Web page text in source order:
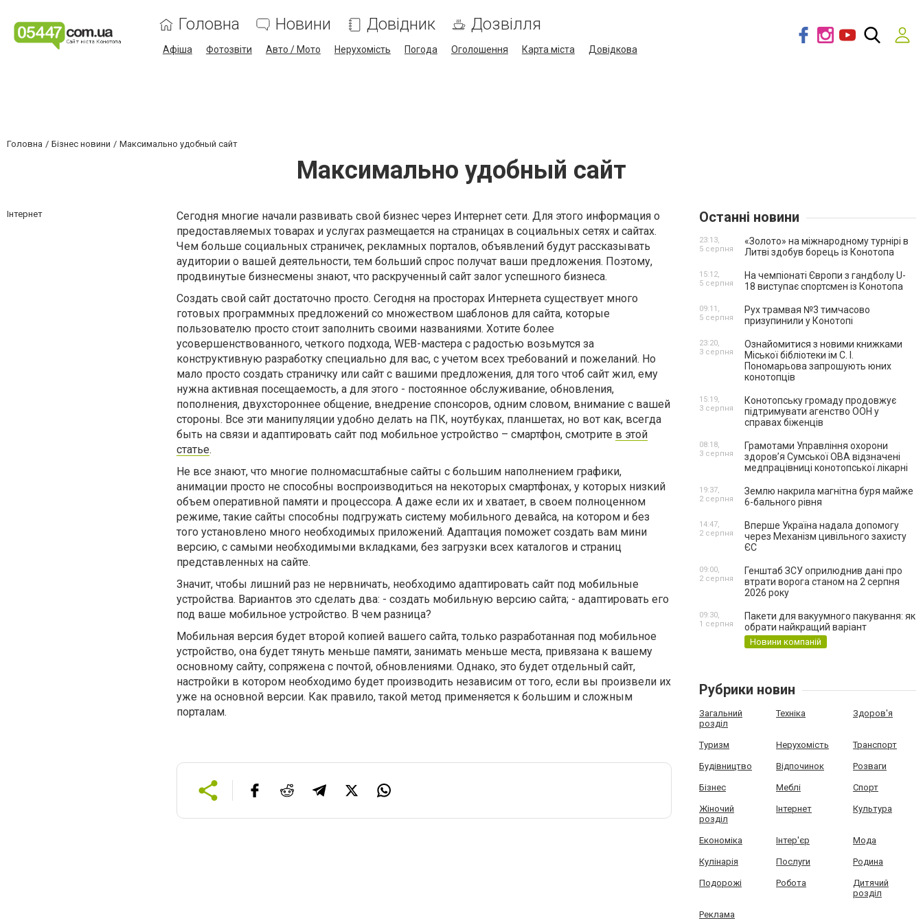
Головна Новини Довідник Дозвілля
Афіша Фотозвіти Авто / Мото Нерухомість Погода Оголошення Карта міста Довідкова
Головна Бізнес новини Максимально удобный сайт
Максимально удобный сайт
Інтернет
Сегодня многие начали развивать свой бизнес через Интернет сети. Для этого информация о
предоставляемых товарах и услугах размещается на страницах в социальных сетях и сайтах.
Чем больше социальных страничек, рекламных порталов, объявлений будут рассказывать
аудитории о вашей деятельности, тем больший спрос получат ваши предложения. Поэтому,
продвинутые бизнесмены знают, что раскрученный сайт залог успешного бизнеса.
Создать свой сайт достаточно просто. Сегодня на просторах Интернета существует много
готовых программных предложений со множеством шаблонов для сайта, которые
пользователю просто стоит заполнить своими названиями. Хотите более
усовершенствованного, четкого подхода, WEB-мастера с радостью возьмутся за
конструктивную разработку специально для вас, с учетом всех требований и пожеланий. Но
мало просто создать страничку или сайт с вашими предложения, для того чтоб сайт жил, ему
нужна активная посещаемость, а для этого - постоянное обслуживание, обновления,
пополнения, двухстороннее общение, внедрение спонсоров, одним словом, внимание с вашей
стороны. Все эти манипуляции удобно делать на ПК, ноутбуках, планшетах, но вот как, всегда
быть на связи и адаптировать сайт под мобильное устройство – смартфон, смотрите в этой
статье.
Не все знают, что многие полномасштабные сайты с большим наполнением графики,
анимации просто не способны воспроизводиться на некоторых смартфонах, у которых низкий
объем оперативной памяти и процессора. А даже если их и хватает, в своем полноценном
режиме, такие сайты способны подгружать систему мобильного девайса, на котором и без
того установлено много необходимых приложений. Адаптация поможет создать вам мини
версию, с самыми необходимыми вкладками, без загрузки всех каталогов и страниц
представленных на сайте.
Значит, чтобы лишний раз не нервничать, необходимо адаптировать сайт под мобильные
устройства. Вариантов это сделать два: - создать мобильную версию сайта; - адаптировать его
под ваше мобильное устройство. В чем разница?
Мобильная версия будет второй копией вашего сайта, только разработанная под мобильное
устройство, она будет тянуть меньше памяти, занимать меньше места, привязана к вашему
основному сайту, сопряжена с почтой, обновлениями. Однако, это будет отдельный сайт,
настройки в котором необходимо будет производить независим от того, если вы произвели их
уже на основной версии. Как правило, такой метод применяется к большим и сложным
порталам.
Останні новини
«Золото» на міжнародному турнірі в
Литві здобув борець із Конотопа
23:13,
5 серпня
На чемпіонаті Європи з гандболу U-
18 виступає спортсмен із Конотопа
15:12,
5 серпня
Рух трамвая №3 тимчасово
призупинили у Конотопі
09:11,
5 серпня
Ознайомитися з новими книжками
Міської бібліотеки ім С. І.
Пономарьова запрошують юних
конотопців
23:20,
3 серпня
Конотопську громаду продовжує
підтримувати агенство ООН у
справах біженців
15:19,
3 серпня
Грамотами Управління охорони
здоров’я Сумської ОВА відзначені
медпрацівниці конотопської лікарні
08:18,
3 серпня
Землю накрила магнітна буря майже
6-бального рівня
19:37,
2 серпня
Вперше Україна надала допомогу
через Механізм цивільного захисту
ЄС
14:47,
2 серпня
Генштаб ЗСУ оприлюднив дані про
втрати ворога станом на 2 серпня
2026 року
09:00,
2 серпня
Пакети для вакуумного пакування: як
обрати найкращий варіант
Новини компаній
09:30,
1 серпня
Рубрики новин
Загальний
розділ
Техніка Здоров'я
Туризм Нерухомість Транспорт
Будівництво Відпочинок Розваги
Бізнес Меблі Спорт
Жіночий
розділ
Інтернет Культура
Економіка Інтер'єр Мода
Кулінарія Послуги Родина
Подорожі Робота
Дитячий
розділ
Реклама